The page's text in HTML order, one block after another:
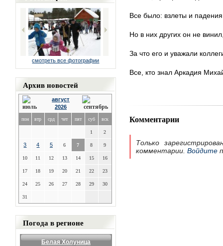
смотреть все фотографии
Архив новостей
август
2026
пон втр срд чет пят суб вск
1 2
3 4 5 6 7 8 9
10 11 12 13 14 15 16
17 18 19 20 21 22 23
24 25 26 27 28 29 30
31
Погода в регионе
Белая Холуница
Все было: взлеты и
Но в них других он не
За что его и уважали
Все, кто знал Аркадия
Комментарии
Только
комментарии. Войдите